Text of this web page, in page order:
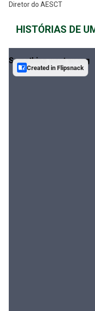
Diretor do AESCT
HISTÓRIAS DE